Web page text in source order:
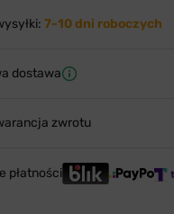
7-10 dni roboczych
dostawa
zwrotu
płatności